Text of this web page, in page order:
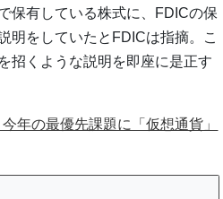
保有している株式に、FDICの保
明をしていたとFDICは指摘。こ
招くような説明を即座に是正す
年の最優先課題に「仮想通貨」